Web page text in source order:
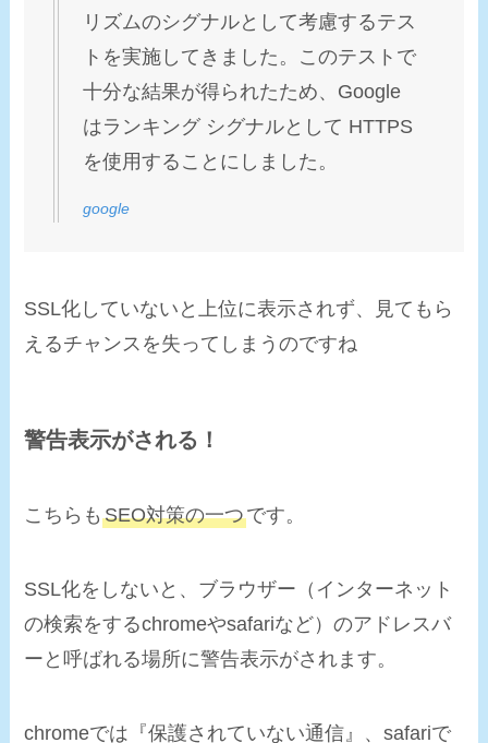
リズムのシグナルとして考慮するテス
トを実施してきました。このテストで
十分な結果が得られたため、Google
はランキング シグナルとして HTTPS
を使用することにしました。
google
SSL化していないと上位に表示されず、見てもら
えるチャンスを失ってしまうのですね
警告表示がされる！
こちらもSEO対策の一つです。
SSL化をしないと、ブラウザー（インターネット
の検索をするchromeやsafariなど）のアドレスバ
ーと呼ばれる場所に警告表示がされます。
chromeでは『保護されていない通信 』、safariで